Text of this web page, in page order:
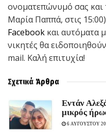
ονοματεπώνυμό σας και
Μαρία Παππά, στις
Facebook και αυτόματα
νικητές θα
mail. Καλή επιτυχία!
Σχετικά Άρθρα
Εντάν
μικρός
6 ΑΥΓΟΥΣΤΟΥ